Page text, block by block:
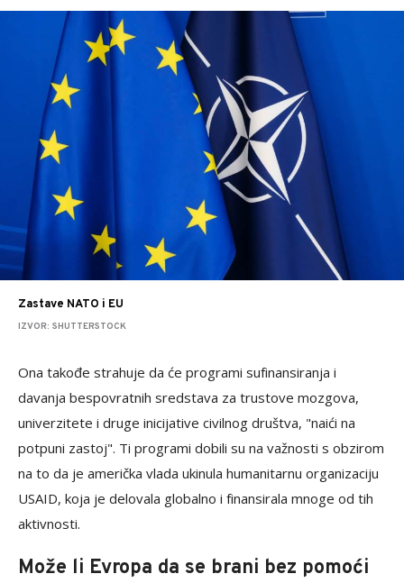
Zastave NATO i EU
IZVOR: SHUTTERSTOCK
Ona takođe strahuje da će programi sufinansiranja i
davanja bespovratnih sredstava za trustove mozgova,
univerzitete i druge inicijative civilnog društva, "naići na
potpuni zastoj". Ti programi dobili su na važnosti s obzirom
na to da je američka vlada ukinula humanitarnu organizaciju
USAID, koja je delovala globalno i finansirala mnoge od tih
aktivnosti.
Može li Evropa da se brani bez pomoći